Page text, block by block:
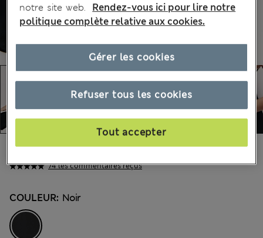
74 les commentaires reçus
23.00 € Tous les prix incluent les taxes et les frais de douanes
COULEUR: Noir
notre site web.
Rendez-vous ici pour lire notre
politique complète relative aux cookies.
Refuser tous les cookies
Tout accepter
Gérer les cookies